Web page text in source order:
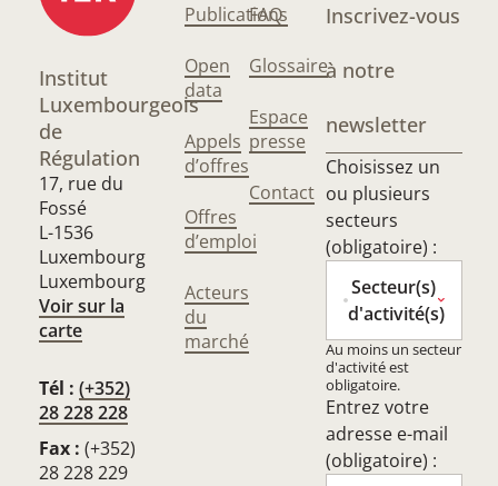
Institut
Luxembourgeois
de
Régulation
17, rue du
Fossé
L-1536
Luxembourg
Luxembourg
Voir sur la
carte
Tél : (+352)
28 228 228
Fax : (+352)
28 228 229
Publications
Open
data
Appels
d’offres
Offres
d’emploi
Acteurs
du
marché
FAQ
Glossaire
Espace
presse
Contact
Inscrivez-vous
à notre
newsletter
Choisissez un
ou plusieurs
secteurs
(obligatoire) :
Secteur(s)
d'activité(s)
Au moins un secteur
d'activité est
obligatoire.
Entrez votre
adresse e-mail
(obligatoire) :